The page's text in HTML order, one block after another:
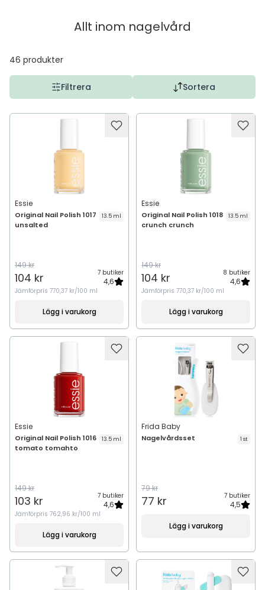
Allt inom nagelvård
46 produkter
Filtrera Sortera
Essie
Original Nail Polish 1017
unsalted
13.5 ml
149 kr
104 kr 7 butiker
4,6
Jämförpris 770,37 kr/100 ml
Lägg i varukorg
Essie
Original Nail Polish 1018
crunch crunch
13.5 ml
149 kr
104 kr 8 butiker
4,6
Jämförpris 770,37 kr/100 ml
Lägg i varukorg
Essie
Original Nail Polish 1016
tomato tomahto
13.5 ml
149 kr
103 kr 7 butiker
4,6
Jämförpris 762,96 kr/100 ml
Lägg i varukorg
Frida Baby
Nagelvårdsset 1 st
79 kr
77 kr 7 butiker
4,5
Lägg i varukorg